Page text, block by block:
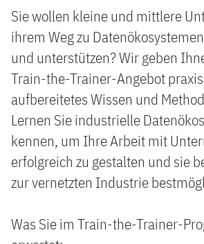
Sie wollen kleine und mittlere
ihrem Weg zu
und unterstützen? Wir geben
Train-the-Trainer-Angebot
aufbereitetes Wissen und
Lernen Sie industrielle
kennen, um Ihre Arbeit mit
erfolgreich zu gestalten und sie
zur vernetzten Industrie
Was Sie im Train-the-Trainer-